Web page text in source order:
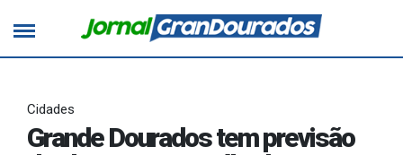
Cidades
Grande Dourados tem previsão